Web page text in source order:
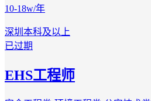
10-18w/年
深圳 本科及以上
已过期
EHS工程师